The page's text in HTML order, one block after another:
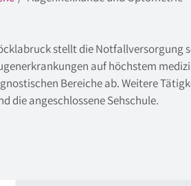
stellt die Notfallversorgung
auf höchstem
Bereiche ab. Weitere
die angeschlossene Sehschule.